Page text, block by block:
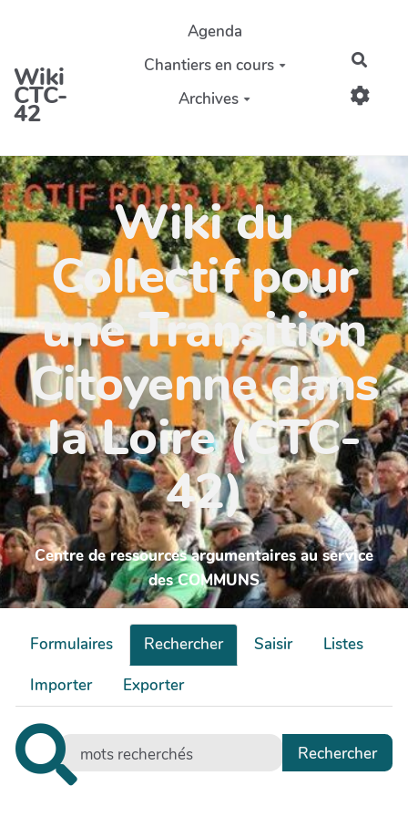
Aller au contenu principal
Wiki
CTC-
42
Agenda
Chantiers en cours
Archives
Wiki du
Collectif pour
une Transition
Citoyenne dans
la Loire (CTC-
42)
Centre de ressources argumentaires au service
des COMMUNS
Formulaires Rechercher Saisir
Listes
Importer
Exporter